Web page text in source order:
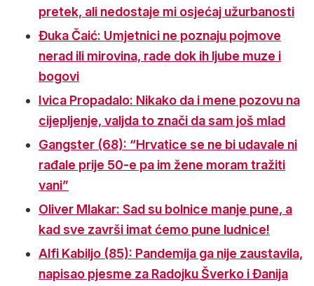
pretek, ali nedostaje mi osjećaj užurbanosti
Đuka Čaić: Umjetnici ne poznaju pojmove
nerad ili mirovina, rade dok ih ljube muze i
bogovi
Ivica Propadalo: Nikako da i mene pozovu na
cijepljenje, valjda to znači da sam još mlad
Gangster (68): “Hrvatice se ne bi udavale ni
rađale prije 50-e pa im žene moram tražiti
vani”
Oliver Mlakar: Sad su bolnice manje pune, a
kad sve završi imat ćemo pune ludnice!
Alfi Kabiljo (85): Pandemija ga nije zaustavila,
napisao pjesme za Radojku Šverko i Đanija